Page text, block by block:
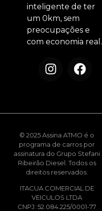
inteligente de ter
um 0km, sem
preocupações e
com economia real.
© 2025 Assina ATMO é o
programa de carros por
assinatura do Grupo Stefani
Ribeirão Diesel. Todos os
direitos reservados.
ITACUA COMERCIAL DE
VEICULOS LTDA
CNPJ: 52.084.225/0001-77